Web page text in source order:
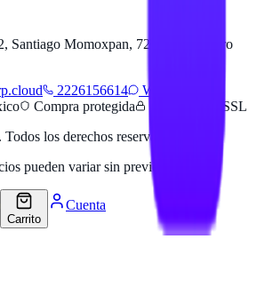
Santiago Momoxpan, 72775 San Pedro
2226156614
WhatsApp
Compra protegida
Pago seguro SSL
. Todos los derechos reservados.
pueden variar sin previo aviso.
Carrito
Cuenta